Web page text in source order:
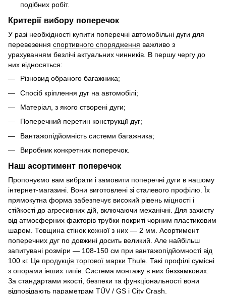
подібних робіт.
Критерії вибору поперечок
У разі необхідності купити поперечні автомобільні дуги для
перевезення спортивного спорядження важливо з
урахуванням безлічі актуальних чинників. В першу чергу до
них відносяться:
Різновид обраного багажника;
Спосіб кріплення дуг на автомобілі;
Матеріал, з якого створені дуги;
Поперечний перетин конструкції дуг;
Вантажопідйомність системи багажника;
Виробник конкретних поперечок.
Наш асортимент поперечок
Пропонуємо вам вибрати і замовити поперечні дуги в нашому
інтернет-магазині. Вони виготовлені зі сталевого профілю. Їх
прямокутна форма забезпечує високий рівень міцності і
стійкості до агресивних дій, включаючи механічні. Для захисту
від атмосферних факторів трубки покриті чорним пластиковим
шаром. Товщина стінок кожної з них — 2 мм. Асортимент
поперечних дуг по довжині досить великий. Але найбільш
запитувані розміри — 108-150 см при вантажопідйомності від
100 кг. Це продукція торгової марки Thule . Такі профілі сумісні
з опорами інших типів. Система монтажу в них беззамкових.
За стандартами якості, безпеки та функціональності вони
відповідають параметрам TÜV / GS і City Crash.